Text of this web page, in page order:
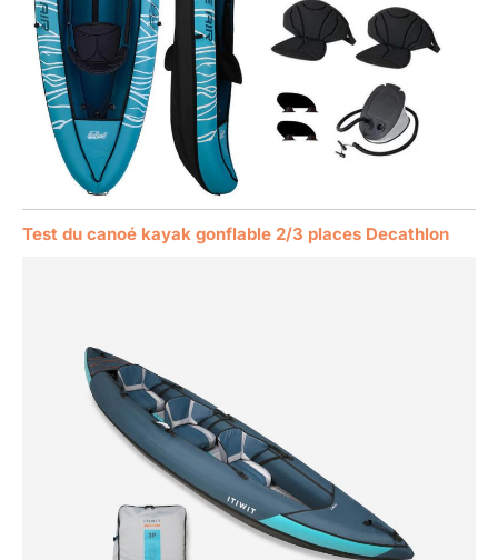
Test du canoé kayak gonflable 2/3 places Decathlon